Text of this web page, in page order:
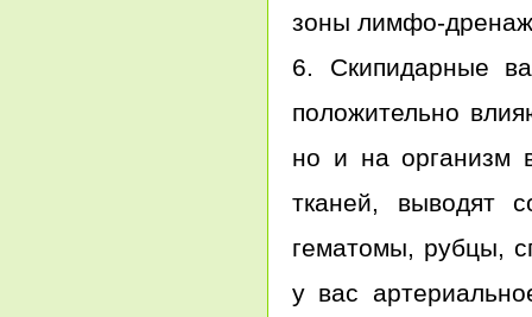
зоны лимфо-
6. Скипидарные
положительно
но и на организм
тканей, выводят
гематомы, рубцы,
у вас